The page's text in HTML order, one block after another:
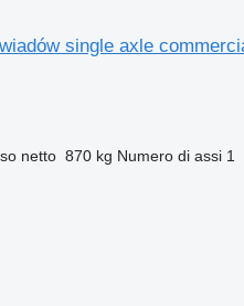
single axle
netto 870 kg Numero di assi 1